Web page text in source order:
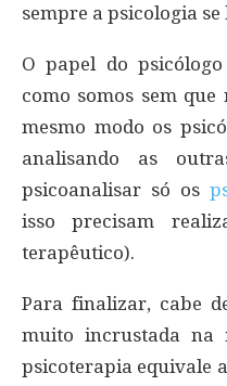
sempre a psicologia
O papel do
como somos sem que
mesmo modo os
analisando as
psicoanalisar só os
isso precisam
terapêutico).
Para finalizar, cabe
muito incrustada na
psicoterapia equivale